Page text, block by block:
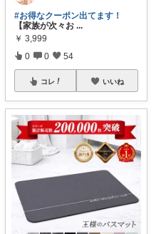
#お得なクーポン出てます！
【家族が次々お ...
￥ 3,999
0 0 54
コレ いいね